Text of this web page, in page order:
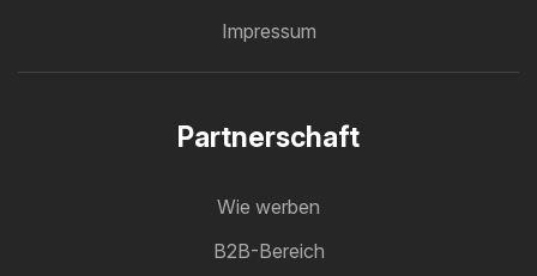
Impressum
Partnerschaft
Wie werben
B2B-Bereich